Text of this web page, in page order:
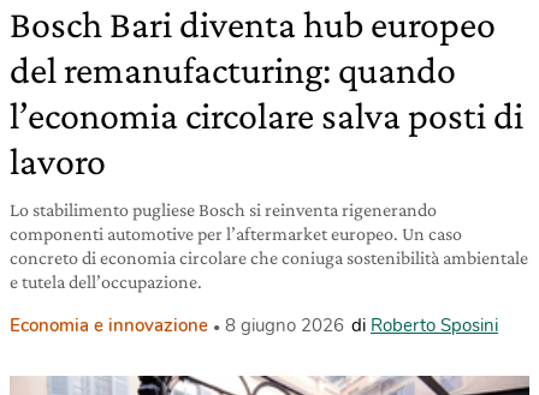
Bosch Bari diventa hub europeo
del remanufacturing: quando
l’economia circolare salva posti di
lavoro
Lo stabilimento pugliese Bosch si reinventa rigenerando
componenti automotive per l’aftermarket europeo. Un caso
concreto di economia circolare che coniuga sostenibilità ambientale
e tutela dell’occupazione.
Economia e innovazione 8 giugno 2026 di Roberto Sposini